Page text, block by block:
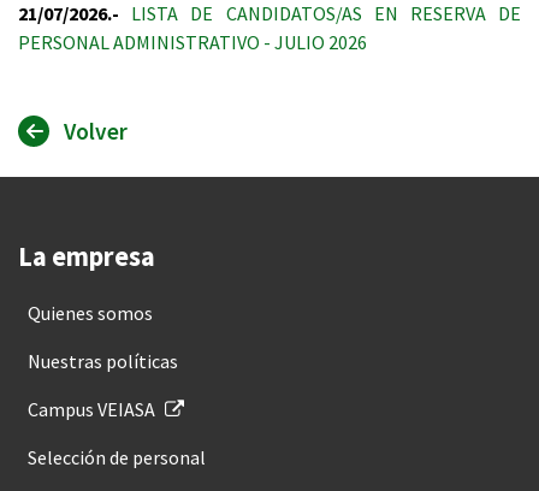
21/07/2026.- LISTA DE CANDIDATOS/AS EN RESERVA DE
PERSONAL ADMINISTRATIVO - JULIO 2026
Volver
La empresa
Quienes somos
Nuestras políticas
Campus VEIASA
Selección de personal